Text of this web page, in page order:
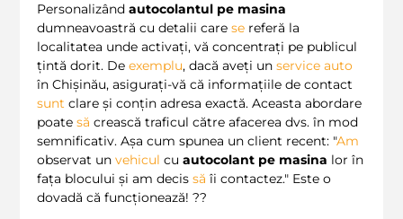
Personalizând autocolantul pe masina
dumneavoastră cu detalii care se referă la
localitatea unde activați, vă concentrați pe publicul
țintă dorit. De exemplu, dacă aveți un service auto
în Chișinău, asigurați-vă că informațiile de contact
sunt clare și conțin adresa exactă. Aceasta abordare
poate să crească traficul către afacerea dvs. în mod
semnificativ. Așa cum spunea un client recent: "Am
observat un vehicul cu autocolant pe masina lor în
fața blocului și am decis să îi contactez." Este o
dovadă că funcționează! ??